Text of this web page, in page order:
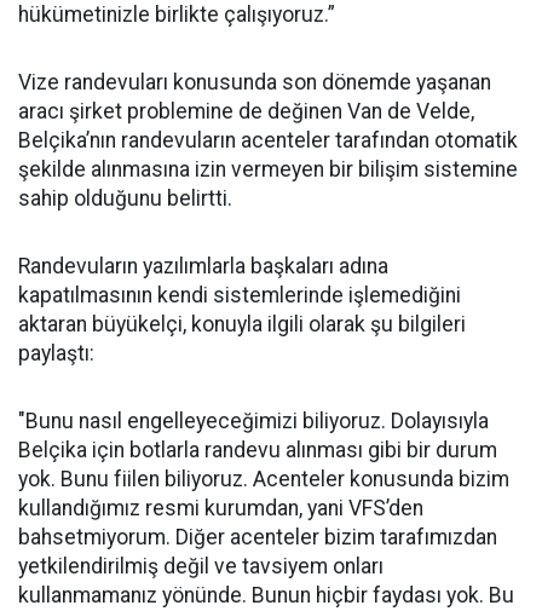
hükümetinizle birlikte çalışıyoruz.”
Vize randevuları konusunda son dönemde yaşanan
aracı şirket problemine de değinen Van de Velde,
Belçika’nın randevuların acenteler tarafından otomatik
şekilde alınmasına izin vermeyen bir bilişim sistemine
sahip olduğunu belirtti.
Randevuların yazılımlarla başkaları adına
kapatılmasının kendi sistemlerinde işlemediğini
aktaran büyükelçi, konuyla ilgili olarak şu bilgileri
paylaştı:
"Bunu nasıl engelleyeceğimizi biliyoruz. Dolayısıyla
Belçika için botlarla randevu alınması gibi bir durum
yok. Bunu fiilen biliyoruz. Acenteler konusunda bizim
kullandığımız resmi kurumdan, yani VFS’den
bahsetmiyorum. Diğer acenteler bizim tarafımızdan
yetkilendirilmiş değil ve tavsiyem onları
kullanmamanız yönünde. Bunun hiçbir faydası yok. Bu